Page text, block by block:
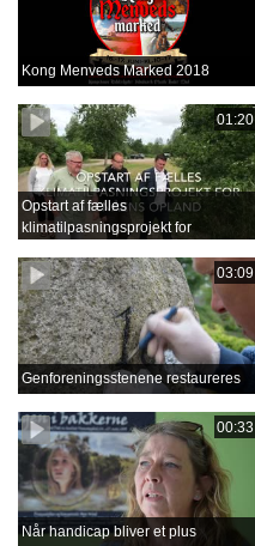
Kong Menveds Marked 2018
01:20
Opstart af fælles
klimatilpasningsprojekt for
03:09
Genforeningsstenene restaureres
00:33
Når handicap bliver et plus